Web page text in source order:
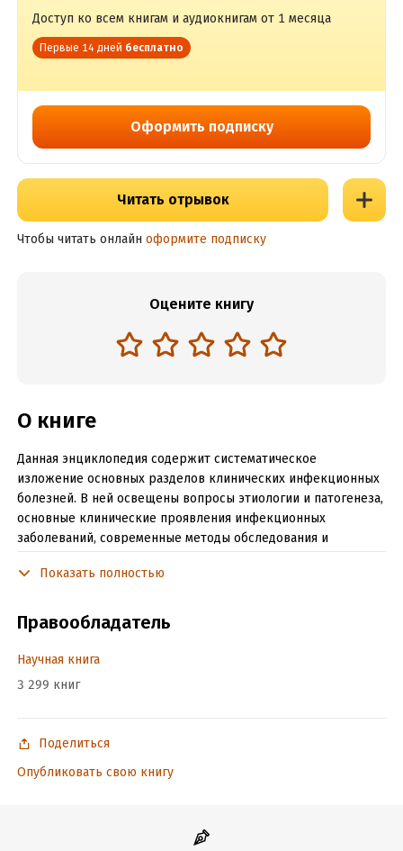
Доступ ко всем книгам и аудиокнигам от 1 месяца
Первые 14 дней бесплатно
Оформить подписку
Читать отрывок
Чтобы читать онлайн оформите подписку
Оцените книгу
О книге
Данная энциклопедия содержит систематическое
изложение основных разделов клинических инфекционных
болезней. В ней освещены вопросы этиологии и патогенеза,
основные клинические проявления инфекционных
заболеваний, современные методы обследования и
обучения студентов медицинских ВУЗов, практической
Подробная информация
Объем:607807
Показать полностью
Правообладатель
Научная книга
3 299 книг
Поделиться
Опубликовать свою книгу